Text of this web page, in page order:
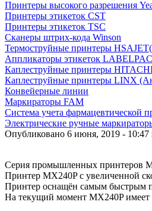
Принтеры высокого разрешения
Принтеры этикеток CST
Принтеры этикеток TSC
Сканеры штрих-кода Winson
Термоструйные принтеры
Аппликаторы этикеток
Каплеструйные принтеры
Каплеструйные принтеры LINX
Конвейерные линии
Маркираторы FAM
Система учета фармацевтической
Электрические ручные
Опубликовано 6 июня, 2019 - 10:47
Серия промышленных принтеров
Принтер MX240P с увеличенной
Принтер оснащён самым быстрым
На текущий момент MX240P имеет